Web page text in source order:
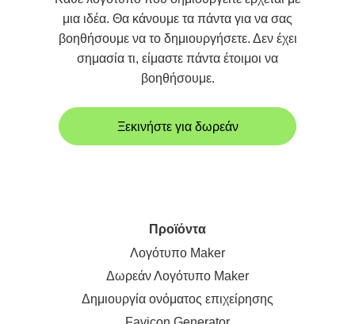
μια ιδέα. Θα κάνουμε τα πάντα για να σας
βοηθήσουμε να το δημιουργήσετε. Δεν έχει
σημασία τι, είμαστε πάντα έτοιμοι να
βοηθήσουμε.
Ξεκινήστε για δωρεάν
Προϊόντα
Λογότυπο Maker
Δωρεάν Λογότυπο Maker
Δημιουργία ονόματος επιχείρησης